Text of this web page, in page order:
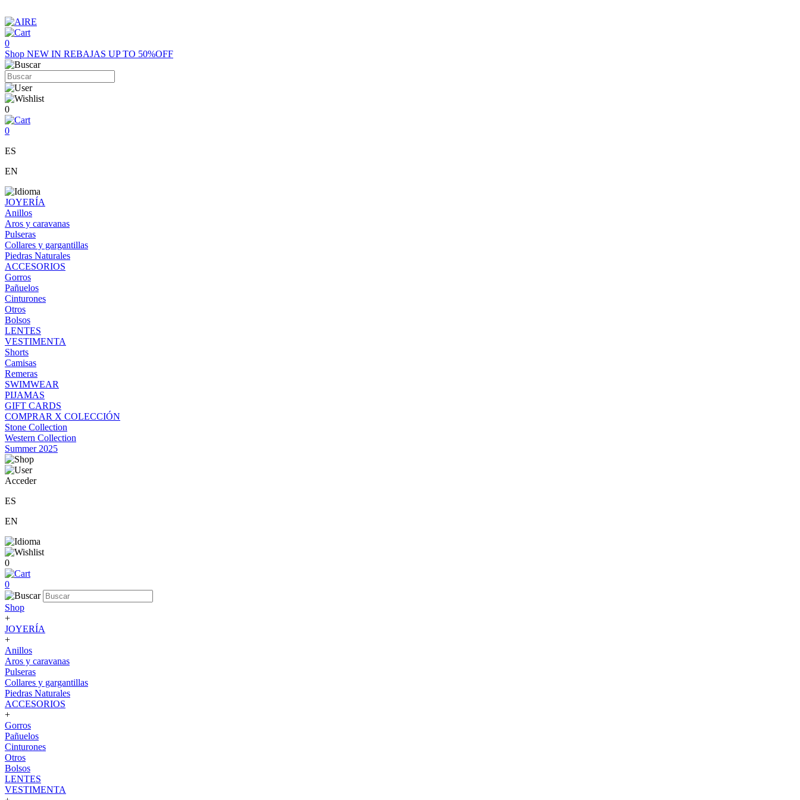
0
Shop NEW IN REBAJAS UP TO 50%OFF
0
0
ES
EN
JOYERÍA
Anillos
Aros y caravanas
Pulseras
Collares y gargantillas
Piedras Naturales
ACCESORIOS
Gorros
Pañuelos
Cinturones
Otros
Bolsos
LENTES
VESTIMENTA
Shorts
Camisas
Remeras
SWIMWEAR
PIJAMAS
GIFT CARDS
COMPRAR X COLECCIÓN
Stone Collection
Western Collection
Summer 2025
Acceder
ES
EN
0
0
Shop
+
JOYERÍA
+
Anillos
Aros y caravanas
Pulseras
Collares y gargantillas
Piedras Naturales
ACCESORIOS
+
Gorros
Pañuelos
Cinturones
Otros
Bolsos
LENTES
VESTIMENTA